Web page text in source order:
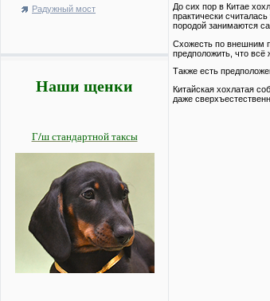
Радужный мост
Наши щенки
Г/ш стандартной таксы
До сих пор в Китае
практически
породой занимаются
Схожесть по внешним
предположить, что всё
Также есть
Китайская хохлатая
даже